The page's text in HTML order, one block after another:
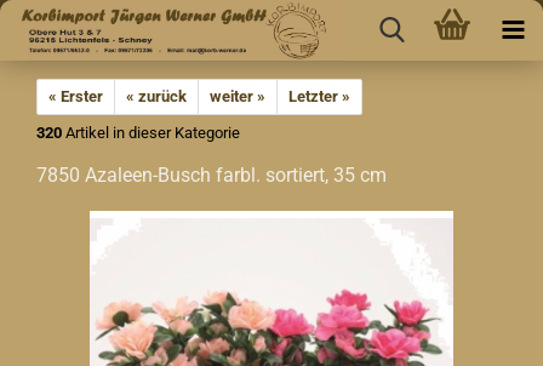
« Erster « zurück weiter »
Letzter »
320 Artikel in dieser Kategorie
7850 Azaleen-Busch farbl. sortiert, 35 cm